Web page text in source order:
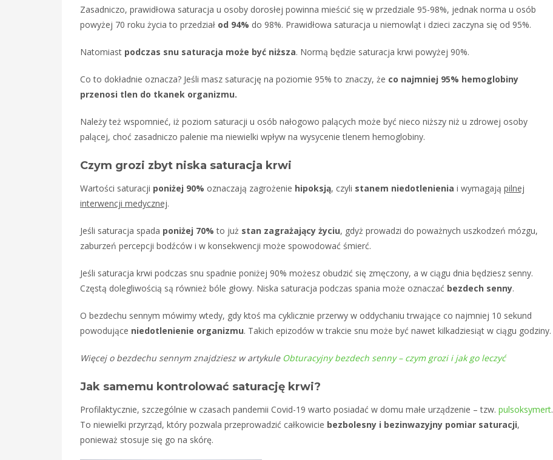
Zasadniczo, prawidłowa saturacja u osoby dorosłej powinna mieścić się w przedziale 95-98%, jednak norma u osób
powyżej 70 roku życia to przedział od 94% do 98%. Prawidłowa saturacja u niemowląt i dzieci zaczyna się od 95%.
Natomiast podczas snu saturacja może być niższa. Normą będzie saturacja krwi powyżej 90%.
Co to dokładnie oznacza? Jeśli masz saturację na poziomie 95% to znaczy, że co najmniej 95% hemoglobiny
przenosi tlen do tkanek organizmu.
Należy też wspomnieć, iż poziom saturacji u osób nałogowo palących może być nieco niższy niż u zdrowej osoby
palącej, choć zasadniczo palenie ma niewielki wpływ na wysycenie tlenem hemoglobiny.
Czym grozi zbyt niska saturacja krwi
Wartości saturacji poniżej 90% oznaczają zagrożenie hipoksją, czyli stanem niedotlenienia i wymagają pilnej
interwencji medycznej.
Jeśli saturacja spada poniżej 70% to już stan zagrażający życiu, gdyż prowadzi do poważnych uszkodzeń mózgu,
zaburzeń percepcji bodźców i w konsekwencji może spowodować śmierć.
Jeśli saturacja krwi podczas snu spadnie poniżej 90% możesz obudzić się zmęczony, a w ciągu dnia będziesz senny.
Częstą dolegliwością są również bóle głowy. Niska saturacja podczas spania może oznaczać bezdech senny.
O bezdechu sennym mówimy wtedy, gdy ktoś ma cyklicznie przerwy w oddychaniu trwające co najmniej 10 sekund
powodujące niedotlenienie organizmu. Takich epizodów w trakcie snu może być nawet kilkadziesiąt w ciągu godziny.
Więcej o bezdechu sennym znajdziesz w artykule Obturacyjny bezdech senny – czym grozi i jak go leczyć
Jak samemu kontrolować saturację krwi?
Profilaktycznie, szczególnie w czasach pandemii Covid-19 warto posiadać w domu małe urządzenie – tzw. pulsoksymert.
To niewielki przyrząd, który pozwala przeprowadzić całkowicie bezbolesny i bezinwazyjny pomiar saturacji,
ponieważ stosuje się go na skórę.